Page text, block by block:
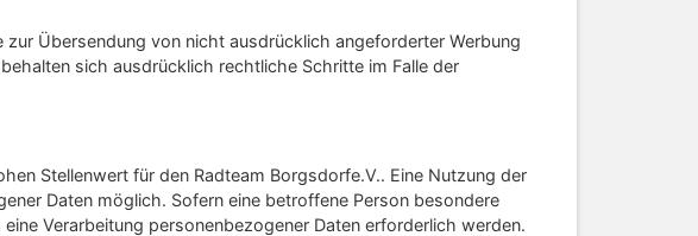
Übersendung von nicht ausdrücklich angeforderter Werbung
sich ausdrücklich rechtliche Schritte im Falle der
Stellenwert für den Radteam Borgsdorfe.V.. Eine Nutzung der
Daten möglich. Sofern eine betroffene Person besondere
Verarbeitung personenbezogener Daten erforderlich werden.